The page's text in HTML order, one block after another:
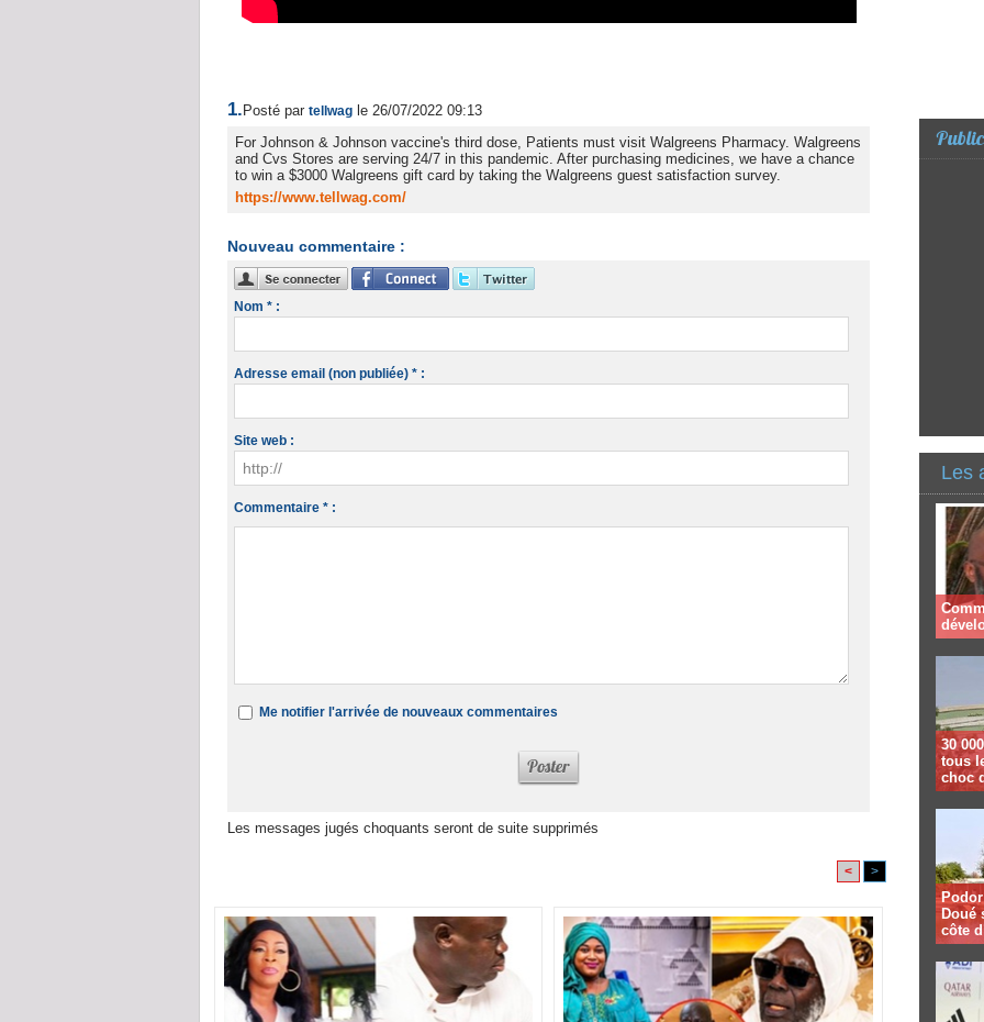
1. Posté par tellwag le 26/07/2022 09:13
For Johnson & Johnson vaccine's third dose, Patients must visit Walgreens Pharmacy. Walgreens
and Cvs Stores are serving 24/7 in this pandemic. After purchasing medicines, we have a chance
to win a $3000 Walgreens gift card by taking the Walgreens guest satisfaction survey.
https://www.tellwag.com/
Nouveau commentaire :
Nom * :
Adresse email (non publiée) * :
Site web :
Commentaire * :
Me notifier l'arrivée de nouveaux commentaires
Les messages jugés choquants seront de suite supprimés
< >
Les
30
tous
choc
Doué
côte